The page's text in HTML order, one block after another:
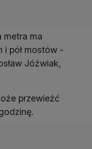
metra ma
pół mostów -
Jóźwiak,
przewieźć